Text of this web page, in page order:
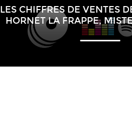
LES CHIFFRES DE VENTES
HORNET LA FRAPPE,